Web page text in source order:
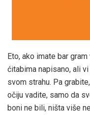
Eto, ako imate bar
ćitabima napisano, ali
svom strahu. Pa
očiju vadite, samo da
boni ne bili, ništa više